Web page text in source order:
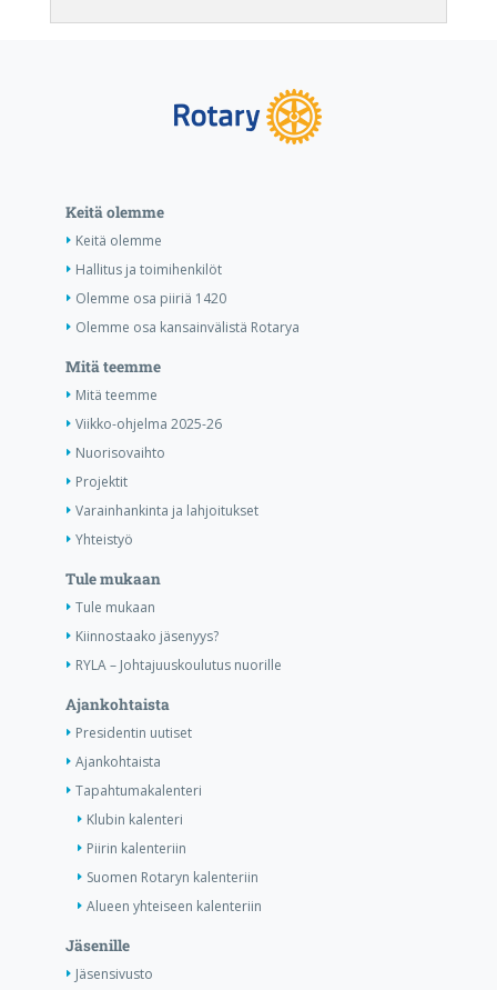
Keitä olemme
Keitä olemme
Hallitus ja toimihenkilöt
Olemme osa piiriä 1420
Olemme osa kansainvälistä Rotarya
Mitä teemme
Mitä teemme
Viikko-ohjelma 2025-26
Nuorisovaihto
Projektit
Varainhankinta ja lahjoitukset
Yhteistyö
Tule mukaan
Tule mukaan
Kiinnostaako jäsenyys?
RYLA – Johtajuuskoulutus nuorille
Ajankohtaista
Presidentin uutiset
Ajankohtaista
Tapahtumakalenteri
Klubin kalenteri
Piirin kalenteriin
Suomen Rotaryn kalenteriin
Alueen yhteiseen kalenteriin
Jäsenille
Jäsensivusto